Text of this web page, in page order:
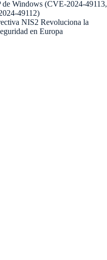
Windows (CVE-2024-49113,
49112)
NIS2 Revoluciona la
en Europa